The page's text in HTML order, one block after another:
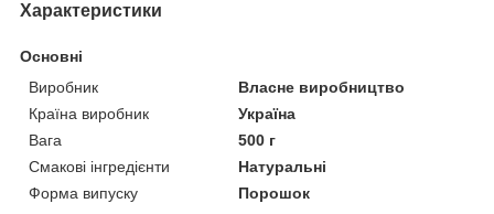
Характеристики
Основні
Виробник
Власне виробництво
Країна виробник
Україна
Вага
500 г
Смакові інгредієнти
Натуральні
Форма випуску
Порошок